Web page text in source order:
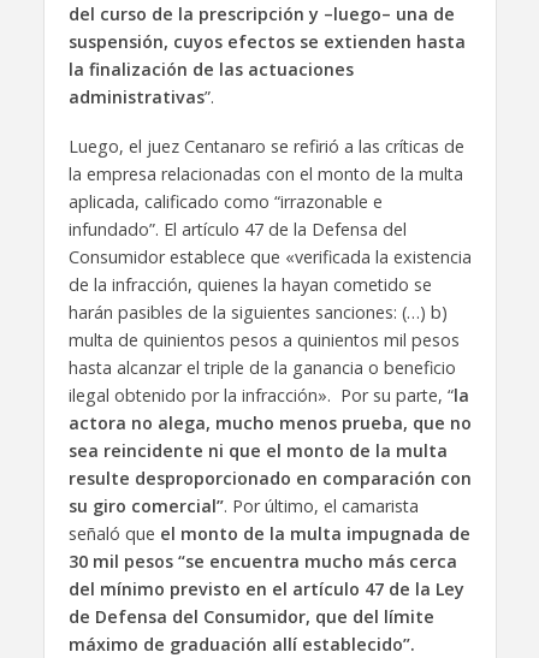
del curso de la prescripción y –luego– una de
suspensión, cuyos efectos se extienden hasta
la finalización de las actuaciones
administrativas”.
Luego, el juez Centanaro se refirió a las críticas de
la empresa relacionadas con el monto de la multa
aplicada, calificado como “irrazonable e
infundado”. El artículo 47 de la Defensa del
Consumidor establece que «verificada la existencia
de la infracción, quienes la hayan cometido se
harán pasibles de la siguientes sanciones: (…) b)
multa de quinientos pesos a quinientos mil pesos
hasta alcanzar el triple de la ganancia o beneficio
ilegal obtenido por la infracción». Por su parte, “la
actora no alega, mucho menos prueba, que no
sea reincidente ni que el monto de la multa
resulte desproporcionado en comparación con
su giro comercial”. Por último, el camarista
señaló que el monto de la multa impugnada de
30 mil pesos “se encuentra mucho más cerca
del mínimo previsto en el artículo 47 de la Ley
de Defensa del Consumidor, que del límite
máximo de graduación allí establecido”.